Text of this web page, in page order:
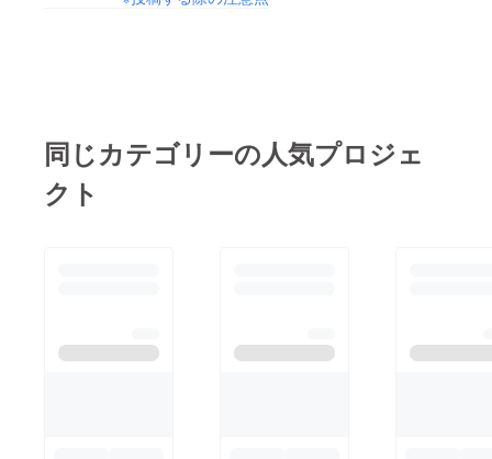
先生の授業を見てきま
的に学ぶことを楽しむ
子に対する認識が変化
している様子がありま
のではないか。大切な
同じカテゴリーの人気プロジェ
クト